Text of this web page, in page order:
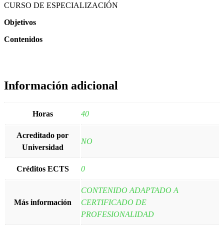
CURSO DE ESPECIALIZACIÓN
Objetivos
Contenidos
Información adicional
Horas 40
Acreditado por
Universidad
NO
Créditos ECTS 0
Más información
CONTENIDO ADAPTADO A
CERTIFICADO DE
PROFESIONALIDAD